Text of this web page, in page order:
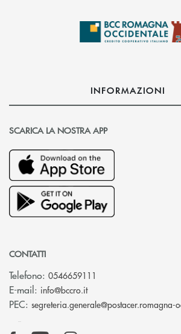
INFORMAZIONI
SCARICA LA NOSTRA APP
CONTATTI
Telefono: 0546659111
E-mail: info@bccro.it(si apre l’app di posta
PEC: segreteria.generale@postacer.romagna-